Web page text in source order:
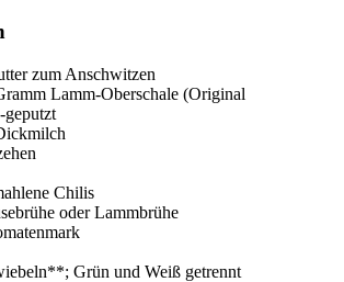
zum Anschwitzen
Lamm-Oberschale (Original
geputzt
Chilis
oder Lammbrühe
Grün und Weiß getrennt